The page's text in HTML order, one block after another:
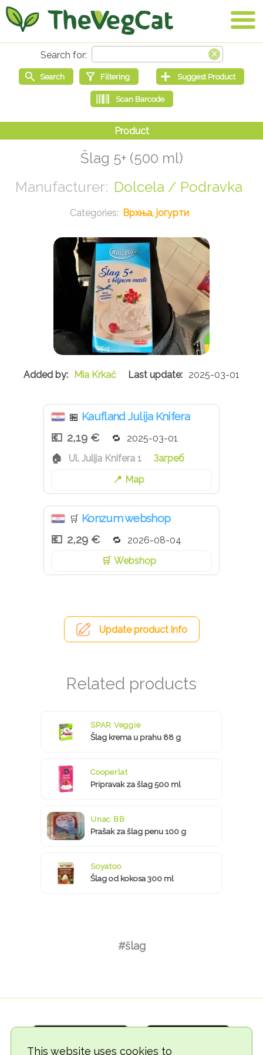
This website uses cookies to
Šlag 5+ (500 ml)
Dolcela / Podravka
Врхња, јогурти
Mia Krkač 2025-03-01
🏪 Kaufland Julija Knifera
2,19 €
2025-03-01
Ul. Julija Knifera 1
Загреб
Map
🛒 Konzum webshop
2,29 €
2026-08-04
Webshop
Update product info
SPAR Veggie
Šlag krema u prahu 88 g
Cooperlat
Pripravak za šlag 500 ml
Unac BB
Prašak za šlag penu 100 g
Soyatoo
Šlag od kokosa 300 ml
#šlag